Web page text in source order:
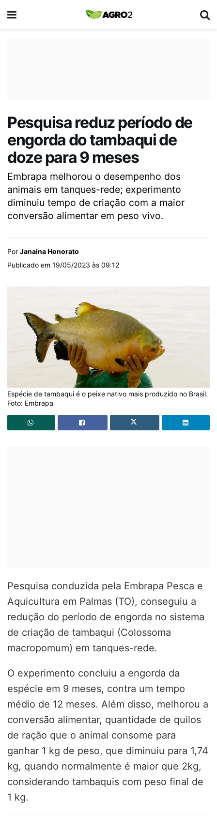
Pesquisa reduz período de
engorda do tambaqui de
doze para 9 meses
Embrapa melhorou o desempenho dos
animais em tanques-rede; experimento
diminuiu tempo de criação com a maior
conversão alimentar em peso vivo.
Por Janaina Honorato
Publicado em 19/05/2023 às 09:12
Espécie de tambaqui é o peixe nativo mais produzido no Brasil.
Foto: Embrapa
Pesquisa conduzida pela Embrapa Pesca e
Aquicultura em Palmas (TO), conseguiu a
redução do período de engorda no sistema
de criação de tambaqui (Colossoma
macropomum) em tanques-rede.
O experimento concluiu a engorda da
espécie em 9 meses, contra um tempo
médio de 12 meses. Além disso, melhorou a
conversão alimentar, quantidade de quilos
de ração que o animal consome para
ganhar 1 kg de peso, que diminuiu para 1,74
kg, quando normalmente é maior que 2kg,
considerando tambaquis com peso final de
1 kg.